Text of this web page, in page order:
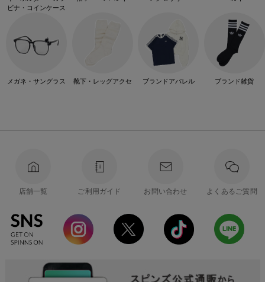
ビナ・コインケース
メガネ・サングラス 靴下・レッグアクセ ブランドアパレル ブランド雑貨
店舗一覧 ご利用ガイド お問い合わせ よくあるご質問